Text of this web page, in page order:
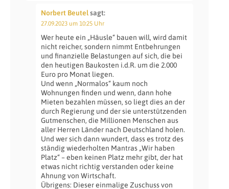
Norbert Beutelsagt:
27.09.2023 um 10:25 Uhr
Wer heute ein „Häusle“ bauen will, wird damit
nicht reicher, sondern nimmt Entbehrungen
und finanzielle Belastungen auf sich, die bei
den heutigen Baukosten i.d.R. um die 2.000
Euro pro Monat liegen.
Und wenn „Normalos“ kaum noch
Wohnungen finden und wenn, dann hohe
Mieten bezahlen müssen, so liegt dies an der
durch Regierung und der sie unterstützenden
Gutmenschen, die Millionen Menschen aus
aller Herren Länder nach Deutschland holen.
Und wer sich dann wundert, dass es trotz des
ständig wiederholten Mantras „Wir haben
Platz“ – eben keinen Platz mehr gibt, der hat
etwas nicht richtig verstanden oder keine
Ahnung von Wirtschaft.
Übrigens: Dieser einmalige Zuschuss von